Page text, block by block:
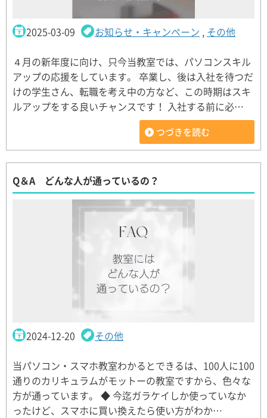
2025-03-09 お知らせ・キャンペーン , その他
４月の新年度に向け、只今当教室では、パソコンスキル
アップの応援をしています。 卒業し、後は入社を待つだ
けの学生さん、転職を考え中の方など、この時期はスキ
ルアップをする良いチャンスです！ 入社する前に必…
つづきを読む
Q＆A どんな人が通っているの？
2024-12-20 その他
当パソコン・スマホ教室わかるとできるは、100人に100
通りのカリキュラムがモットーの教室ですから、色々な
方が通っています。 ◆ 今迄ガラケイしか使っていなか
ったけど、スマホに買い換えたら使い方がわか…